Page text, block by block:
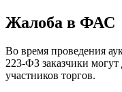
Жалоба в ФАС
Во время проведения
223-ФЗ заказчики
участников торгов.